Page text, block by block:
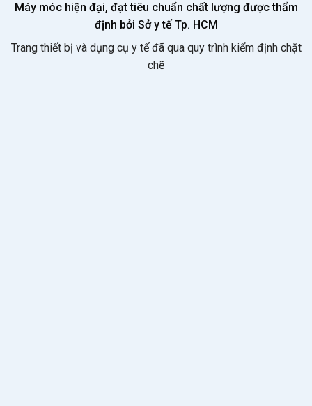
Máy móc hiện đại, đạt tiêu chuẩn chất lượng được thẩm
định bởi Sở y tế Tp. HCM
Trang thiết bị và dụng cụ y tế đã qua quy trình kiểm định chặt
chẽ